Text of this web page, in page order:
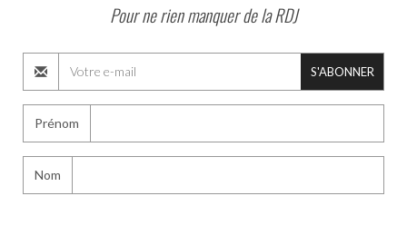
Pour ne rien manquer de la RDJ
S'ABONNER
Prénom
Nom